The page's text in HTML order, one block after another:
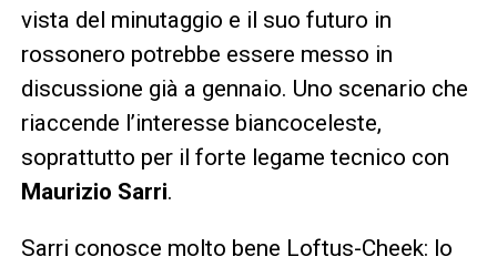
vista del minutaggio e il suo futuro in
rossonero potrebbe essere messo in
discussione già a gennaio. Uno scenario che
riaccende l’interesse biancoceleste,
soprattutto per il forte legame tecnico con
Maurizio Sarri.
Sarri conosce molto bene Loftus-Cheek: lo